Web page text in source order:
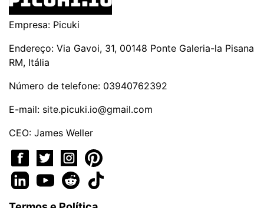
Empresa: Picuki
Endereço: Via Gavoi, 31, 00148 Ponte Galeria-la Pisana
RM, Itália
Número de telefone: 03940762392
E-mail: site.picuki.io@gmail.com
CEO: James Weller